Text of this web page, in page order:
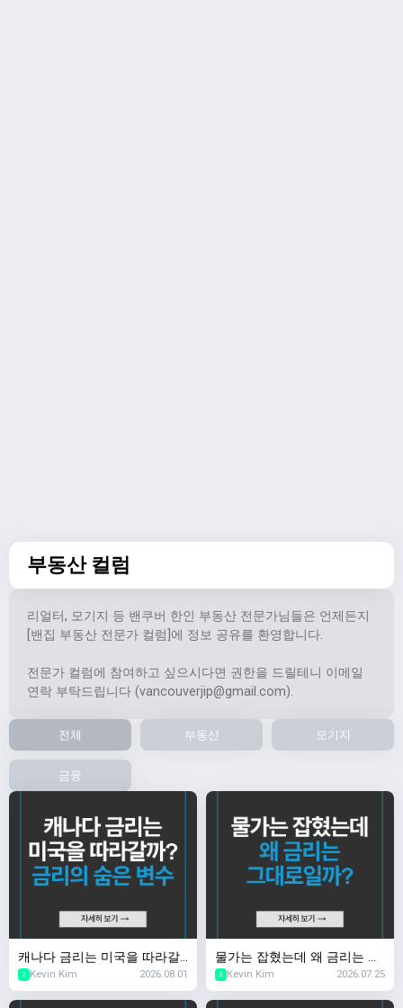
부동산 컬럼
리얼터, 모기지 등 밴쿠버 한인 부동산 전문가님들은 언제든지
[밴집 부동산 전문가 컬럼]에 정보 공유를 환영합니다.
전문가 컬럼에 참여하고 싶으시다면 권한을 드릴테니 이메일
연락 부탁드립니다 (vancouverjip@gmail.com).
전체 부동산 모기지
금융
캐나다 금리는 미국을 따라갈
까? 금리의 숨은 변수
2 Kevin Kim 2026.08.01
물가는 잡혔는데 왜 금리는 그
대로일까?
2 Kevin Kim 2026.07.25